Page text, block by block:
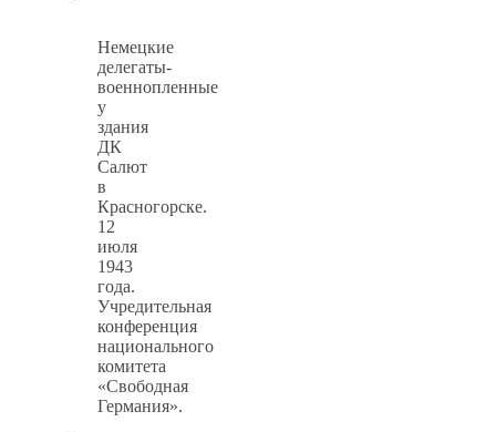
Немецкие
делегаты-
военнопленные
у
здания
ДК
Салют
в
Красногорске.
12
июля
1943
года.
Учредительная
конференция
национального
комитета
«Свободная
Германия».